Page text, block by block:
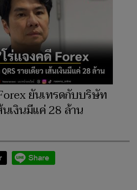
ยันเทรดกับบริษัท
นเงินมีแค่ 28 ล้าน